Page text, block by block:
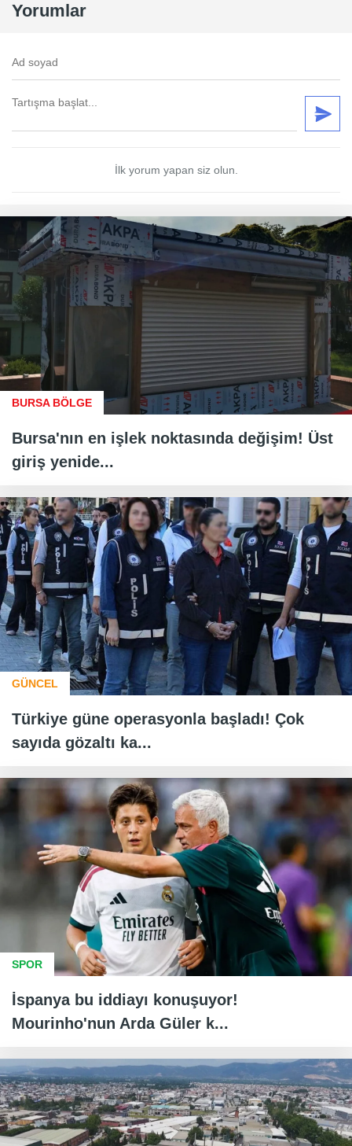
Yorumlar
İlk yorum yapan siz olun.
BURSA BÖLGE
Bursa'nın en işlek noktasında değişim! Üst
giriş yenide...
GÜNCEL
Türkiye güne operasyonla başladı! Çok
sayıda gözaltı ka...
SPOR
İspanya bu iddiayı konuşuyor!
Mourinho'nun Arda Güler k...